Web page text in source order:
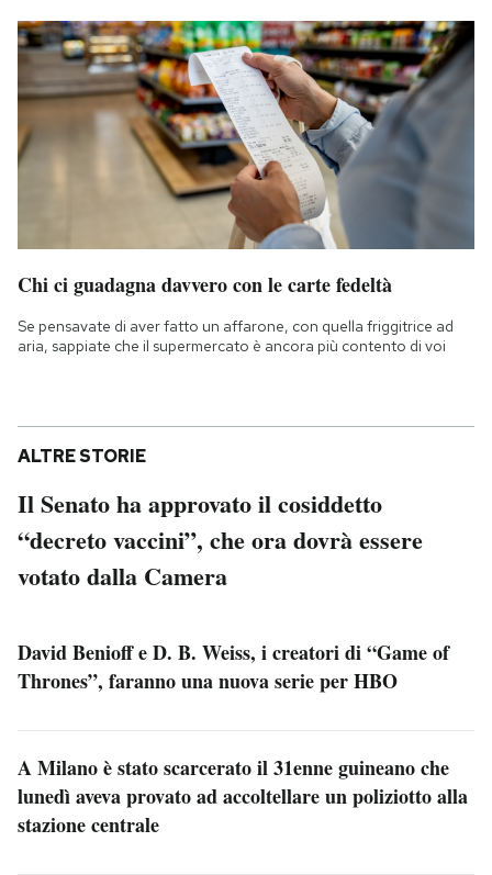
Chi ci guadagna davvero con le carte fedeltà
Se pensavate di aver fatto un affarone, con quella friggitrice ad
aria, sappiate che il supermercato è ancora più contento di voi
ALTRE STORIE
Il Senato ha approvato il cosiddetto
“decreto vaccini”, che ora dovrà essere
votato dalla Camera
David Benioff e D. B. Weiss, i creatori di “Game of
Thrones”, faranno una nuova serie per HBO
A Milano è stato scarcerato il 31enne guineano che
lunedì aveva provato ad accoltellare un poliziotto alla
stazione centrale